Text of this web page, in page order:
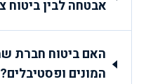
אבטחה לבין ביטוח
האם ביטוח חברת
המונים ופסטיבלים?